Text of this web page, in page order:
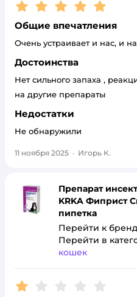
Рейтинг:5
Общие впечатления
Очень устраивает и нас, и
Достоинства
Нет сильного запаха ,
на другие препараты
Недостатки
Не обнаружили
11 ноября 2025 · Игорь К.
Препарат
KRKA Фиприст
пипетка
Перейти к
Перейти в
кошек
Рейтинг:1